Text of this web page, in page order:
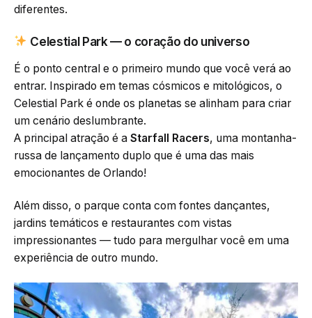
diferentes.
Celestial Park— o coração do universo
É o ponto central e o primeiro mundo que você verá ao
entrar. Inspirado em temas cósmicos e mitológicos, o
Celestial Park é onde os planetas se alinham para criar
um cenário deslumbrante.
A principal atração é a Starfall Racers, uma montanha-
russa de lançamento duplo que é uma das mais
emocionantes de Orlando!
Além disso, o parque conta com fontes dançantes,
jardins temáticos e restaurantes com vistas
impressionantes — tudo para mergulhar você em uma
experiência de outro mundo.